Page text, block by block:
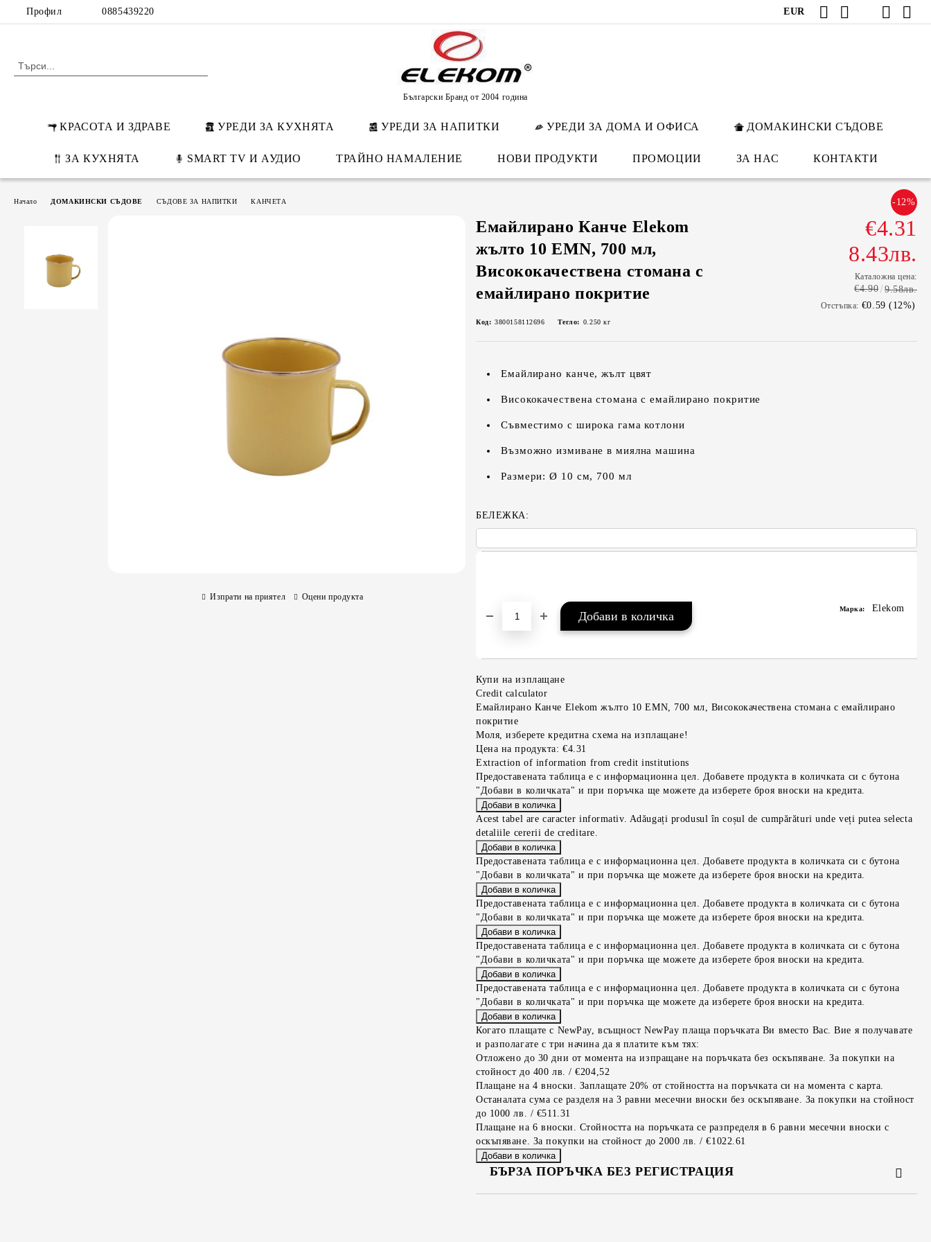
Профил 0885439220 EUR
Български Бранд от 2004 година
КРАСОТА И ЗДРАВЕ УРЕДИ ЗА КУХНЯТА УРЕДИ ЗА НАПИТКИ УРЕДИ ЗА ДОМА И ОФИСА ДОМАКИНСКИ СЪДОВЕ
ЗА КУХНЯТА SMART TV И АУДИО ТРАЙНО НАМАЛЕНИЕ НОВИ ПРОДУКТИ ПРОМОЦИИ ЗА НАС КОНТАКТИ
Начало ДОМАКИНСКИ СЪДОВЕ СЪДОВЕ ЗА НАПИТКИ КАНЧЕТА
Емайлирано Канче Elekom
жълто 10 EMN, 700 мл,
Висококачествена стомана с
емайлирано покритие
-12%
€4.31
8.43лв.
Каталожна цена:
€4.90 9.58лв.
Отстъпка: €0.59 (12%)
Код: 3800158112696 Тегло: 0.250 кг
Емайлирано канче, жълт цвят
Висококачествена стомана с емайлирано покритие
Съвместимо с широка гама котлони
Възможно измиване в миялна машина
Размери: Ø 10 см, 700 мл
БЕЛЕЖКА:
Марка: Elekom
Купи на изплащане
Credit calculator
Емайлирано Канче Elekom жълто 10 EMN, 700 мл, Висококачествена стомана с емайлирано
покритие
Моля, изберете кредитна схема на изплащане!
Цена на продукта: €4.31
Extraction of information from credit institutions
Предоставената таблица е с информационна цел. Добавете продукта в количката си с бутона
"Добави в количката" и при поръчка ще можете да изберете броя вноски на кредита.
Acest tabel are caracter informativ. Adăugați produsul în coșul de cumpărături unde veți putea selecta
detaliile cererii de creditare.
Предоставената таблица е с информационна цел. Добавете продукта в количката си с бутона
"Добави в количката" и при поръчка ще можете да изберете броя вноски на кредита.
Предоставената таблица е с информационна цел. Добавете продукта в количката си с бутона
"Добави в количката" и при поръчка ще можете да изберете броя вноски на кредита.
Предоставената таблица е с информационна цел. Добавете продукта в количката си с бутона
"Добави в количката" и при поръчка ще можете да изберете броя вноски на кредита.
Предоставената таблица е с информационна цел. Добавете продукта в количката си с бутона
"Добави в количката" и при поръчка ще можете да изберете броя вноски на кредита.
Когато плащате с NewPay, всъщност NewPay плаща поръчката Ви вместо Вас. Вие я получавате
и разполагате с три начина да я платите към тях:
Отложено до 30 дни от момента на изпращане на поръчката без оскъпяване. За покупки на
стойност до 400 лв. / €204,52
Плащане на 4 вноски. Заплащате 20% от стойността на поръчката си на момента с карта.
Останалата сума се разделя на 3 равни месечни вноски без оскъпяване. За покупки на стойност
до 1000 лв. / €511.31
Плащане на 6 вноски. Стойността на поръчката се разпределя в 6 равни месечни вноски с
оскъпяване. За покупки на стойност до 2000 лв. / €1022.61
БЪРЗА ПОРЪЧКА БЕЗ РЕГИСТРАЦИЯ
Изпрати на приятел Оцени продукта